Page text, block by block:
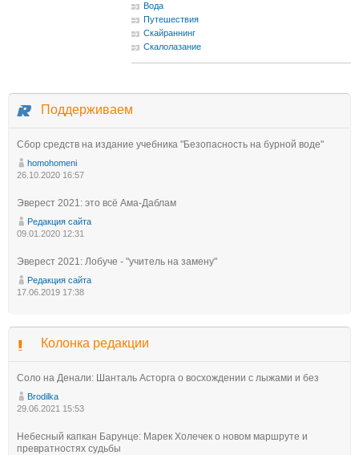
Вода
Путешествия
Скайраннинг
Скалолазание
Поддерживаем
Сбор средств на издание учебника "Безопасность на бурной воде"
homohomeni
26.10.2020 16:57
Эверест 2021: это всё Ама-Даблам
Редакция сайта
09.01.2020 12:31
Эверест 2021: Лобуче - "учитель на замену"
Редакция сайта
17.06.2019 17:38
Колонка редакции
Соло на Денали: Шанталь Асторга о восхождении с лыжами и без
Brodilka
29.06.2021 15:53
Небесный капкан Барунце: Марек Холечек о новом маршруте и
превратностях судьбы